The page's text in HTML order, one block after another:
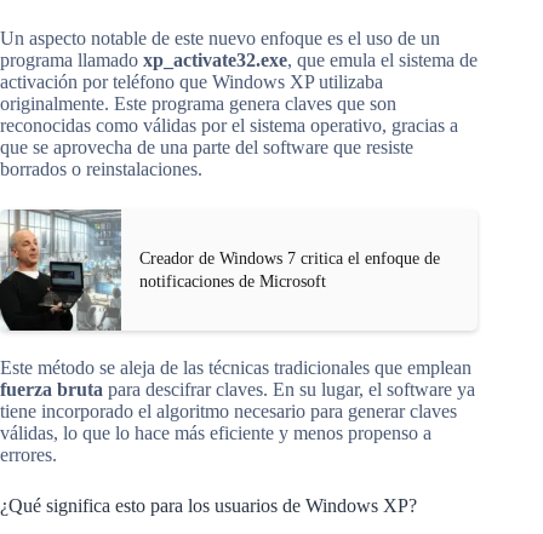
Un aspecto notable de este nuevo enfoque es el uso de un
programa llamado xp_activate32.exe, que emula el sistema de
activación por teléfono que Windows XP utilizaba
originalmente. Este programa genera claves que son
reconocidas como válidas por el sistema operativo, gracias a
que se aprovecha de una parte del software que resiste
borrados o reinstalaciones.
Creador de Windows 7 critica el enfoque de
notificaciones de Microsoft
Este método se aleja de las técnicas tradicionales que emplean
fuerza bruta para descifrar claves. En su lugar, el software ya
tiene incorporado el algoritmo necesario para generar claves
válidas, lo que lo hace más eficiente y menos propenso a
errores.
¿Qué significa esto para los usuarios de Windows XP?